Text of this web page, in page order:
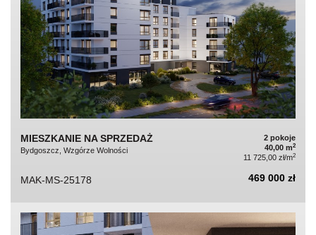
MIESZKANIE NA SPRZEDAŻ
Bydgoszcz, Wzgórze Wolności
2 pokoje
40,00 m2
11 725,00 zł/m2
MAK-MS-25178 469 000 zł